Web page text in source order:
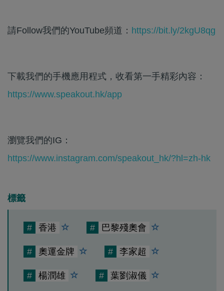
請Follow我們的YouTube頻道： https://bit.ly/2kgU8qg
下載我們的手機應用程式，收看第一手精彩內容：
https://www.speakout.hk/app
瀏覽我們的IG：
https://www.instagram.com/speakout_hk/?hl=zh-hk
標籤
# 香港 # 巴黎殘奧會
# 奧運金牌 # 李家超
# 楊潤雄 # 葉劉淑儀